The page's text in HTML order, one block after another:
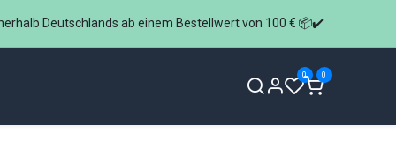
Deutschlands ab einem Bestellwert von 100 € 📦✔️
Kontakt
0 0